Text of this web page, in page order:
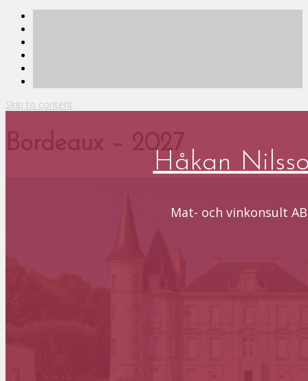
Skip to content
Håkan
Mat- och vinkonsult AB
Bordeaux – 2027